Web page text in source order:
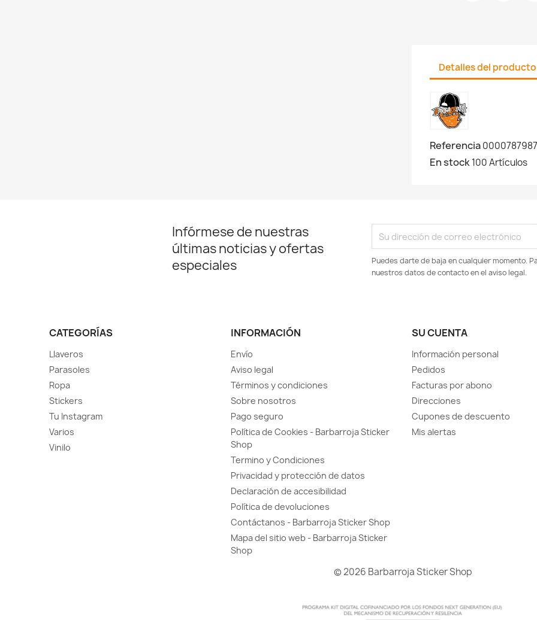
Detalles del producto
Referencia
En stock100 Artículos
Infórmese de nuestras
últimas noticias y ofertas
especiales
Puedes darte de baja en cualquier momento.
nuestros datos de contacto en el aviso legal.
CATEGORÍAS
Llaveros
Parasoles
Ropa
Stickers
Tu Instagram
Varios
Vinilo
INFORMACIÓN
Envío
Aviso legal
Términos y condiciones
Sobre nosotros
Pago seguro
Política de Cookies - Barbarroja Sticker
Shop
Termino y Condiciones
Privacidad y protección de datos
Declaración de accesibilidad
Política de devoluciones
Contáctanos - Barbarroja Sticker Shop
Mapa del sitio web - Barbarroja Sticker
Shop
SU CUENTA
Información personal
Pedidos
Facturas por abono
Direcciones
Cupones de descuento
Mis alertas
© 2026 Barbarroja Sticker Shop